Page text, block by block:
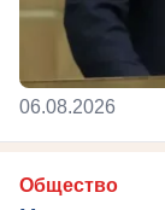
06.08.2026
Общество